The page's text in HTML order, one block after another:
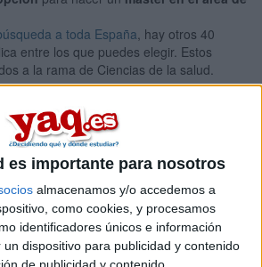
es importante para nosotros
almacenamos y/o accedemos a
como cookies, y procesamos
identificadores únicos e información
dispositivo para publicidad y contenido
a toda España, hay otros 40
entre los que puedes elegir. Estos
a la rama de Ciencias de la salud.
Salud Poblacional
UNIVERSIDAD INTERNACIONAL DE
LA RIOJA (Universidad Privada)
Tipo: Máster
información ¡GRATIS!